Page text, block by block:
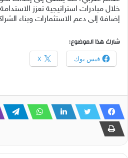
خلال مبادرات استراتيجية تعزز
إضافة إلى دعم الاستثمارات وبناء
شارك هذا الموضوع:
فيس بوك X